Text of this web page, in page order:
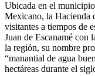
Ubicada en el
Mexicano, la Hacienda
visitantes a tiempos de
Juan de Escanamé con
la región, su nombre
“manantial de agua
hectáreas durante el